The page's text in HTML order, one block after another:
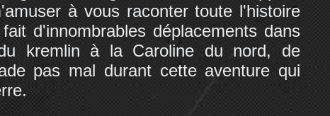
à vous raconter toute l'histoire
d'innombrables déplacements dans
kremlin à la Caroline du nord, de
pas mal durant cette aventure qui